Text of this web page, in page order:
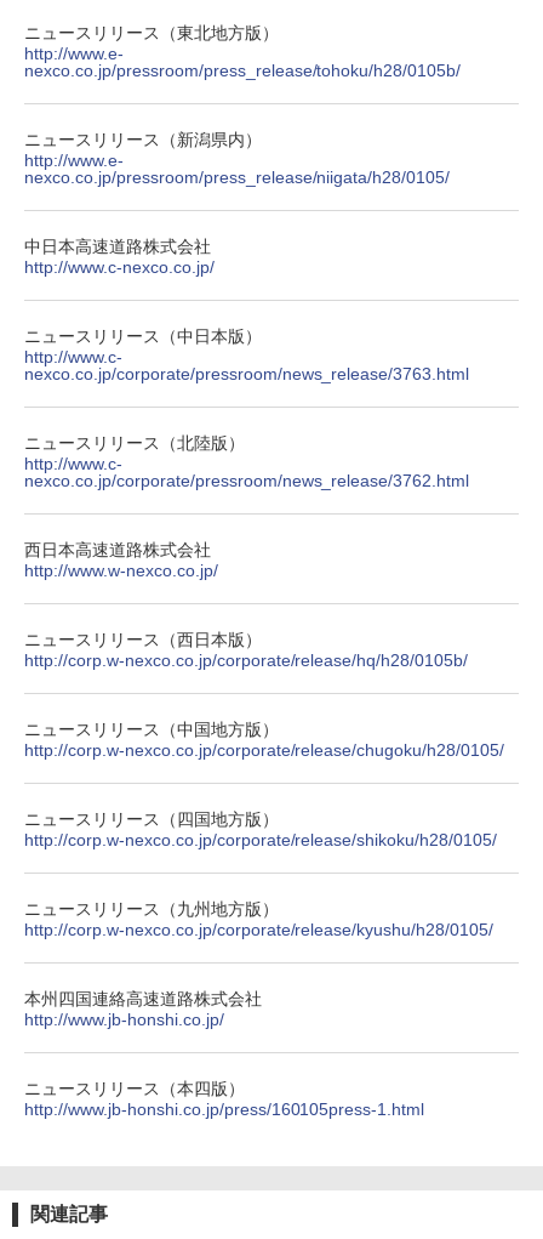
ニュースリリース（東北地方版）
http://www.e-
nexco.co.jp/pressroom/press_release/tohoku/h28/0105b/
ニュースリリース（新潟県内）
http://www.e-
nexco.co.jp/pressroom/press_release/niigata/h28/0105/
中日本高速道路株式会社
http://www.c-nexco.co.jp/
ニュースリリース（中日本版）
http://www.c-
nexco.co.jp/corporate/pressroom/news_release/3763.html
ニュースリリース（北陸版）
http://www.c-
nexco.co.jp/corporate/pressroom/news_release/3762.html
西日本高速道路株式会社
http://www.w-nexco.co.jp/
ニュースリリース（西日本版）
http://corp.w-nexco.co.jp/corporate/release/hq/h28/0105b/
ニュースリリース（中国地方版）
http://corp.w-nexco.co.jp/corporate/release/chugoku/h28/0105/
ニュースリリース（四国地方版）
http://corp.w-nexco.co.jp/corporate/release/shikoku/h28/0105/
ニュースリリース（九州地方版）
http://corp.w-nexco.co.jp/corporate/release/kyushu/h28/0105/
本州四国連絡高速道路株式会社
http://www.jb-honshi.co.jp/
ニュースリリース（本四版）
http://www.jb-honshi.co.jp/press/160105press-1.html
関連記事